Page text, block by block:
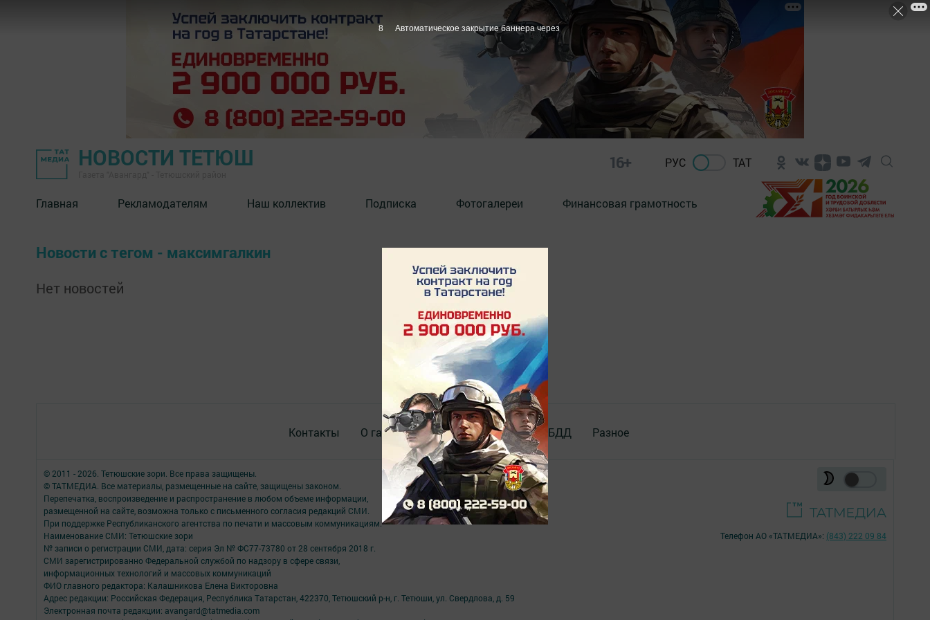
НОВОСТИ ТЕТЮШ 16+ РУС ТАТ
Главная Рекламодателям Наш коллектив Подписка Фотогалереи Финансовая грамотность
Новости с тегом - максимгалкин
Нет новостей
Контакты О газете Документы Окно ГИБДД Разное
© 2011 - 2026. Тетюшские зори. Все права защищены.
© ТАТМЕДИА. Все материалы, размещенные на сайте, защищены законом.
Перепечатка, воспроизведение и распространение в любом объеме информации,
размещенной на сайте, возможна только с письменного согласия редакций СМИ.
При поддержке Республиканского агентства по печати и массовым коммуникациям.
Наименование СМИ: Тетюшские зори
№ записи о регистрации СМИ, дата: серия Эл № ФС77-73780 от 28 сентября 2018 г.
СМИ зарегистрированно Федеральной службой по надзору в сфере связи,
информационных технологий и массовых коммуникаций
ФИО главного редактора: Калашникова Елена Викторовна
Адрес редакции: Российская Федерация, Республика Татарстан, 422370, Тетюшский р-н, г. Тетюши, ул. Свердлова, д. 59
Электронная почта редакции: avangard@tatmedia.com
Телефон АО «ТАТМЕДИА»: (843) 222 09 84
8 Автоматическое закрытие баннера через